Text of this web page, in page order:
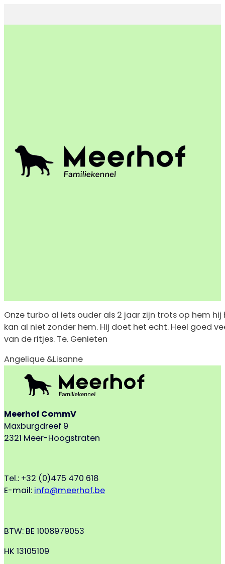
Onze turbo al iets ouder als 2 jaar zijn trots op hem
kan al niet zonder hem. Hij doet het echt. Heel goed
van de ritjes. Te. Genieten
Angelique &Lisanne
Meerhof CommV
Maxburgdreef 9
2321 Meer-Hoogstraten
Tel.: +32 (0)475 470 618
E-mail: info@meerhof.be
BTW: BE 1008979053
HK 13105109